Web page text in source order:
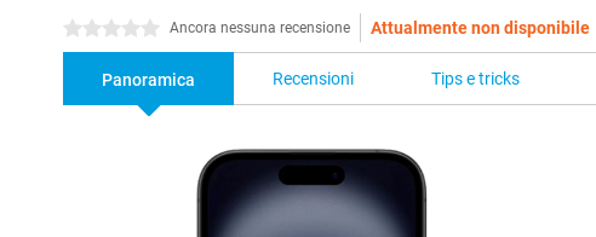
0 stelle Ancora nessuna recensione Attualmente non disponibile
Panoramica Recensioni Tips e tricks